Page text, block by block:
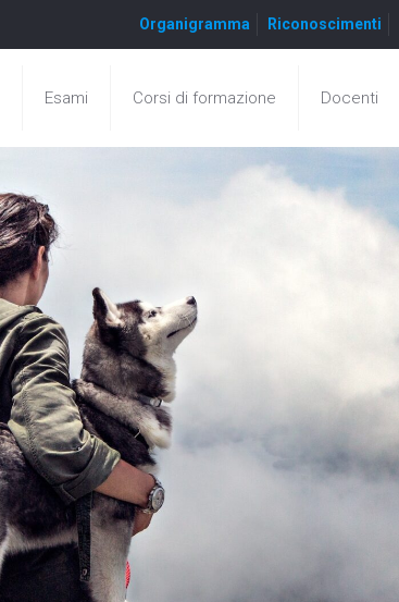
Organigramma Riconoscimenti
Esami Corsi di formazione Docenti